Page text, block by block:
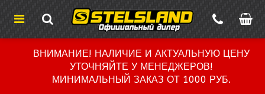
ВНИМАНИЕ! НАЛИЧИЕ И АКТУАЛЬНУЮ ЦЕНУ
УТОЧНЯЙТЕ У МЕНЕДЖЕРОВ!
МИНИМАЛЬНЫЙ ЗАКАЗ ОТ 1000 РУБ.